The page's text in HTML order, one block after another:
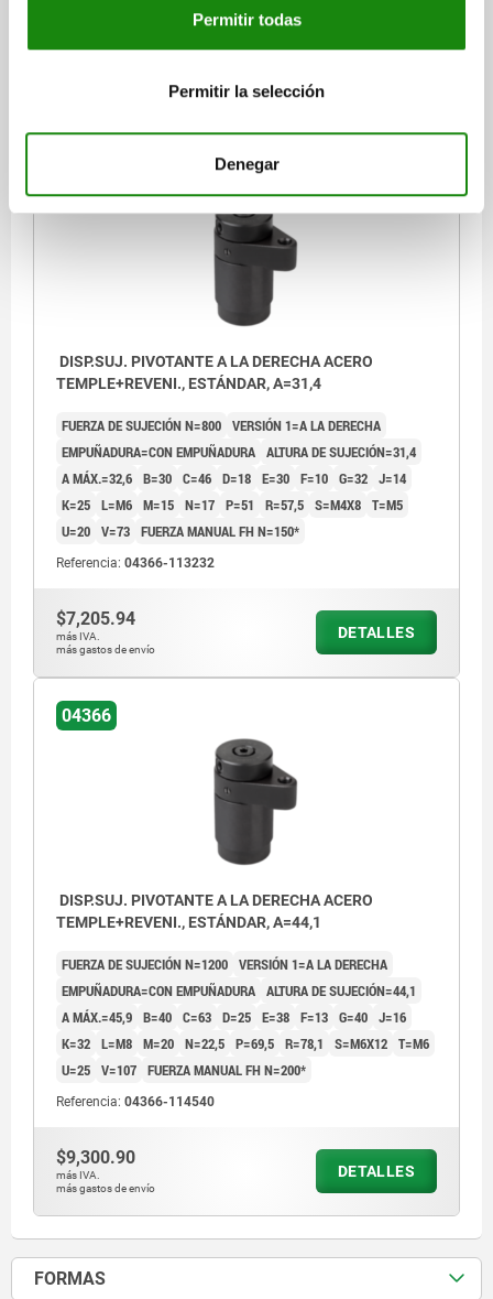
Permitir todas
Permitir la selección
Denegar
04366-104540
DISP.SUJ. PIVOTANTE A LA DERECHA ACERO
TEMPLE+REVENI., ESTÁNDAR, A=31,4
FUERZA DE SUJECIÓN N=800 VERSIÓN 1=A LA DERECHA
EMPUÑADURA=CON EMPUÑADURA ALTURA DE SUJECIÓN=31,4
A MÁX.=32,6 B=30 C=46 D=18 E=30 F=10 G=32 J=14
K=25 L=M6 M=15 N=17 P=51 R=57,5 S=M4X8 T=M5
U=20 V=73 FUERZA MANUAL FH N=150*
Referencia: 04366-113232
$7,205.94
más IVA.
más gastos de envío
DETALLES
04366
DISP.SUJ. PIVOTANTE A LA DERECHA ACERO
TEMPLE+REVENI., ESTÁNDAR, A=44,1
FUERZA DE SUJECIÓN N=1200 VERSIÓN 1=A LA DERECHA
EMPUÑADURA=CON EMPUÑADURA ALTURA DE SUJECIÓN=44,1
A MÁX.=45,9 B=40 C=63 D=25 E=38 F=13 G=40 J=16
K=32 L=M8 M=20 N=22,5 P=69,5 R=78,1 S=M6X12 T=M6
U=25 V=107 FUERZA MANUAL FH N=200*
Referencia: 04366-114540
$9,300.90
más IVA.
más gastos de envío
DETALLES
FORMAS